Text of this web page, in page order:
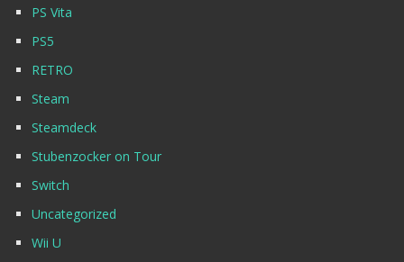
PS Vita
PS5
RETRO
Steam
Steamdeck
Stubenzocker on Tour
Switch
Uncategorized
Wii U